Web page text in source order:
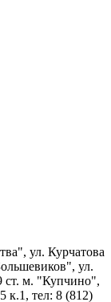
ул. Курчатова
ул.
ст. м. "Купчино",
к.1, тел: 8 (812)